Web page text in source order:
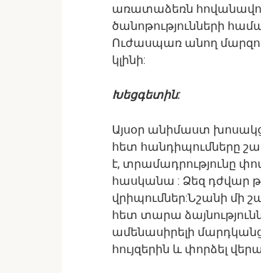
առատաձեռն
ծանոթությունների
Ուժասպառ անող
կլինի:
Խեցգետին:
Այսօր անիմաստ
հետ հանդիպումները
է, տրամադրությունը
հասկանա : Ձեզ դժվար
վրիպումներ:Նշանի մի
հետ տարա
ամենասիրելի
հույզերին և փորձել